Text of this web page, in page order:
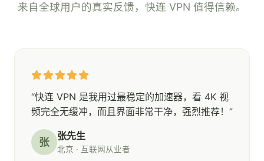
来自全球用户的真实反馈，快连 VPN 值得信赖。
“快连 VPN 是我用过最稳定的加速器，看 4K 视
频完全无缓冲，而且界面非常干净，强烈推荐！”
张 张先生
北京 · 互联网从业者